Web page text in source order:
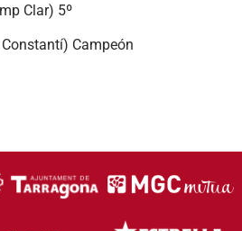
Clar) 5º
Constantí) Campeón